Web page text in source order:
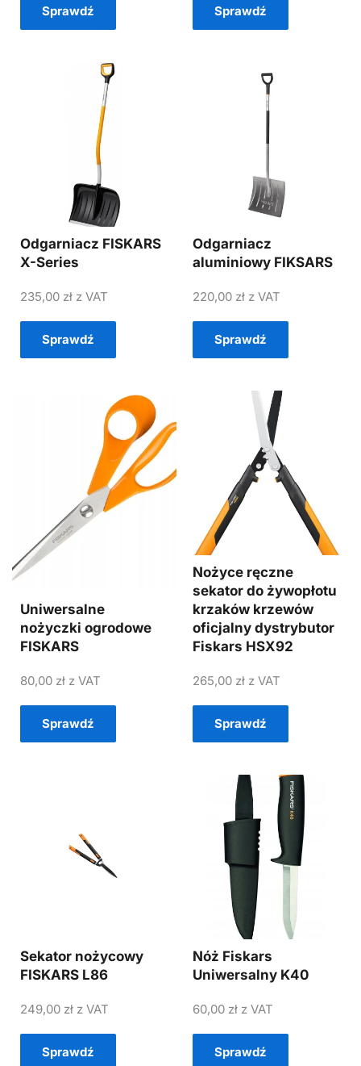
Sprawdź Sprawdź
Odgarniacz FISKARS
X-Series
235,00 zł z VAT
Sprawdź
Odgarniacz
aluminiowy FIKSARS
220,00 zł z VAT
Sprawdź
Uniwersalne
nożyczki ogrodowe
FISKARS
80,00 zł z VAT
Sprawdź
Nożyce ręczne
sekator do żywopłotu
krzaków krzewów
oficjalny dystrybutor
Fiskars HSX92
265,00 zł z VAT
Sprawdź
Sekator nożycowy
FISKARS L86
249,00 zł z VAT
Sprawdź
Nóż Fiskars
Uniwersalny K40
60,00 zł z VAT
Sprawdź